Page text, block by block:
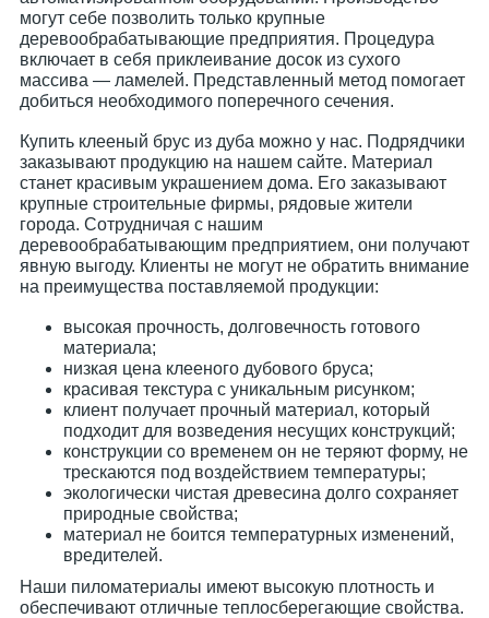
могут себе позволить только крупные
деревообрабатывающие предприятия. Процедура
включает в себя приклеивание досок из сухого
массива — ламелей. Представленный метод помогает
добиться необходимого поперечного сечения.
Купить клееный брус из дуба можно у нас. Подрядчики
заказывают продукцию на нашем сайте. Материал
станет красивым украшением дома. Его заказывают
крупные строительные фирмы, рядовые жители
города. Сотрудничая с нашим
деревообрабатывающим предприятием, они получают
явную выгоду. Клиенты не могут не обратить внимание
на преимущества поставляемой продукции:
высокая прочность, долговечность готового
материала;
низкая цена клееного дубового бруса;
красивая текстура с уникальным рисунком;
клиент получает прочный материал, который
подходит для возведения несущих конструкций;
конструкции со временем он не теряют форму, не
трескаются под воздействием температуры;
экологически чистая древесина долго сохраняет
природные свойства;
материал не боится температурных изменений,
вредителей.
Наши пиломатериалы имеют высокую плотность и
обеспечивают отличные теплосберегающие свойства.